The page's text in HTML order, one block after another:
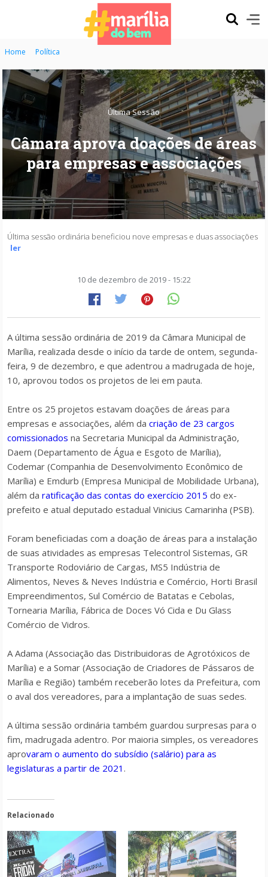
Home Política
Última Sessão
Câmara aprova doações de áreas
para empresas e associações
Última sessão ordinária beneficiou nove empresas e duas associações
ler
10 de dezembro de 2019 - 15:22
A última sessão ordinária de 2019 da Câmara Municipal de
Marília, realizada desde o início da tarde de ontem, segunda-
feira, 9 de dezembro, e que adentrou a madrugada de hoje,
10, aprovou todos os projetos de lei em pauta.
Entre os 25 projetos estavam doações de áreas para
empresas e associações, além da criação de 23 cargos
comissionados na Secretaria Municipal da Administração,
Daem (Departamento de Água e Esgoto de Marília),
Codemar (Companhia de Desenvolvimento Econômico de
Marília) e Emdurb (Empresa Municipal de Mobilidade Urbana),
além da ratificação das contas do exercício 2015 do ex-
prefeito e atual deputado estadual Vinicius Camarinha (PSB).
Foram beneficiadas com a doação de áreas para a instalação
de suas atividades as empresas Telecontrol Sistemas, GR
Transporte Rodoviário de Cargas, MS5 Indústria de
Alimentos, Neves & Neves Indústria e Comércio, Horti Brasil
Empreendimentos, Sul Comércio de Batatas e Cebolas,
Tornearia Marília, Fábrica de Doces Vó Cida e Du Glass
Comércio de Vidros.
A Adama (Associação das Distribuidoras de Agrotóxicos de
Marília) e a Somar (Associação de Criadores de Pássaros de
Marília e Região) também receberão lotes da Prefeitura, com
o aval dos vereadores, para a implantação de suas sedes.
A última sessão ordinária também guardou surpresas para o
fim, madrugada adentro. Por maioria simples, os vereadores
aprovaram o aumento do subsídio (salário) para as
legislaturas a partir de 2021 .
Relacionado